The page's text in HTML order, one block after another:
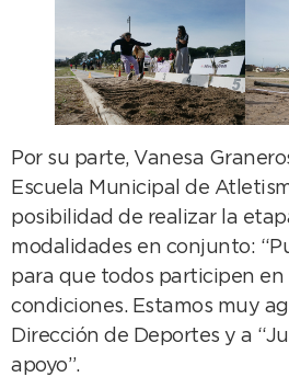
Por su parte, Vanesa
Escuela Municipal de
posibilidad de realizar la
modalidades en conjunto:
para que todos participen en
condiciones. Estamos muy
Dirección de Deportes y a
apoyo”.